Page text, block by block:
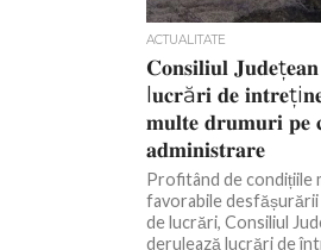
ACTUALITATE
𝐂𝐨𝐧𝐬𝐢𝐥𝐢𝐮𝐥
l𝐮𝐜𝐫ă𝐫𝐢 𝐝𝐞
𝐦𝐮𝐥𝐭𝐞 𝐝𝐫𝐮𝐦𝐮𝐫𝐢 𝐩𝐞
𝐚𝐝𝐦𝐢𝐧𝐢𝐬𝐭𝐫𝐚𝐫𝐞
Profitând de condițiile
favorabile
de lucrări, Consiliul
derulează lucrări de